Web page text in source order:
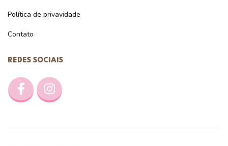
Política de privavidade
Contato
REDES SOCIAIS